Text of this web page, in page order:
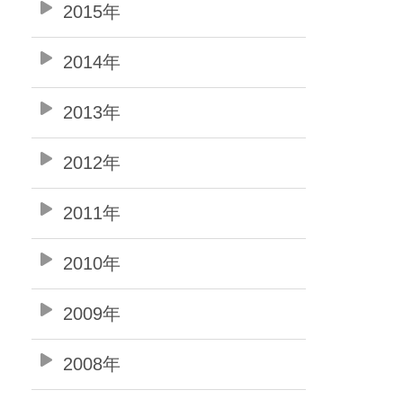
2015年
2014年
2013年
2012年
2011年
2010年
2009年
2008年